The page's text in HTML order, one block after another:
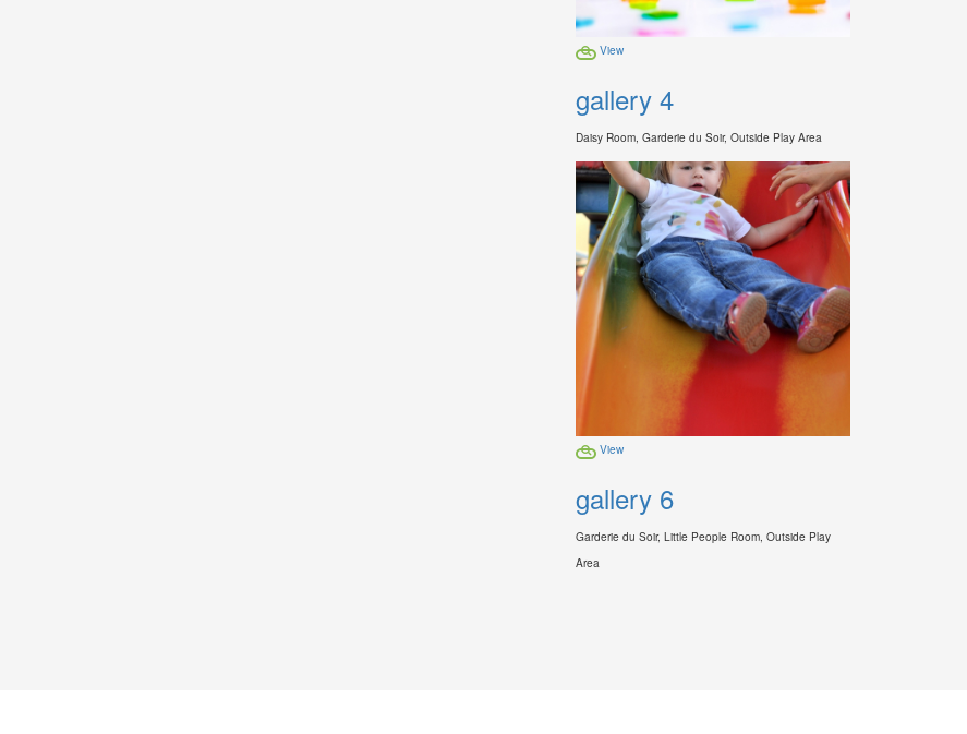
View
gallery 4
Daisy Room, Garderie du Soir, Outside Play Area
View
gallery 6
Garderie du Soir, Little People Room, Outside Play
Area